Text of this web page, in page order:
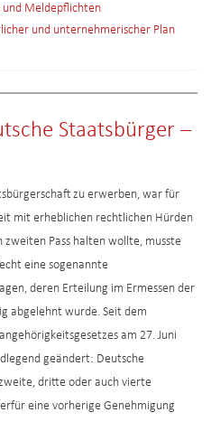
und Meldepflichten
und unternehmerischer Plan
Staatsbürger –
zu erwerben, war für
mit erheblichen rechtlichen Hürden
zweiten Pass halten wollte, musste
eine sogenannte
deren Erteilung im Ermessen der
abgelehnt wurde. Seit dem
am 27. Juni
geändert: Deutsche
dritte oder auch vierte
eine vorherige Genehmigung